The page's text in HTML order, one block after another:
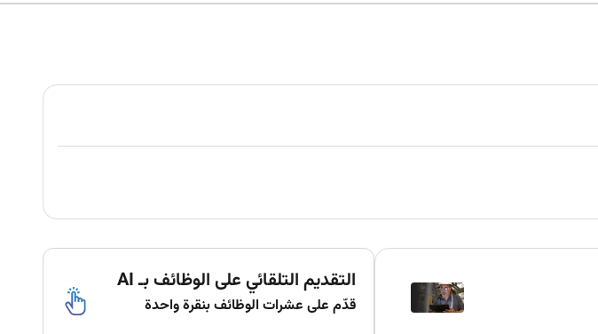
التقديم التلقائي على الوظائف بـ AI
قدّم على عشرات الوظائف بنقرة واحدة